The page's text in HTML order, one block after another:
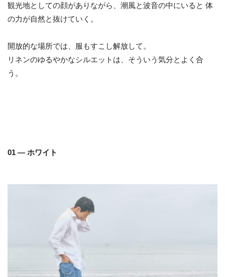
観光地としての顔がありながら、潮風と波音の中にいると 体
の力が自然と抜けていく。
開放的な場所では、服もすこし解放して。
リネンのゆるやかなシルエットは、そういう気分とよく合
う。
01 — ホワイト